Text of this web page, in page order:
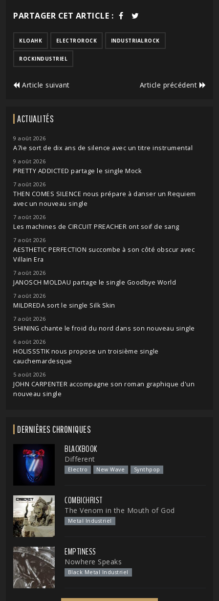
PARTAGER CET ARTICLE :
KLOAHK ELECTROROCK INDUSTRIALROCK
ROCKINDUSTRIEL
Article suivant Article précédent
ACTUALITÉS
9 août 2026
A7ie sort de dix ans de silence avec un titre instrumental
9 août 2026
PRETTY ADDICTED partage le single Mock
7 août 2026
THEN COMES SILENCE nous prépare à danser un Requiem
avec un nouveau single
7 août 2026
Les machines de CIRCUIT PREACHER ont soif de sang
7 août 2026
AESTHETIC PERFECTION succombe à son côté obscur avec
Villain Era
7 août 2026
JANOSCH MOLDAU partage le single Goodbye World
7 août 2026
MILDREDA sort le single Silk Skin
7 août 2026
SHINING chante le froid du nord dans son nouveau single
6 août 2026
HOLISSSTIK nous propose un troisième single
cauchemardesque
5 août 2026
JOHN CARPENTER accompagne son roman graphique d'un
nouveau single
DERNIÈRES CHRONIQUES
BLACKBOOK
Different
Electro New Wave Synthpop
COMBICHRIST
The Venom in the Mouth of God
Metal Industriel
EMPTINESS
Nowhere Speaks
Black Metal Industriel